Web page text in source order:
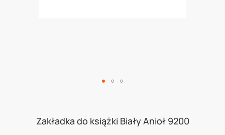
Zakładka do książki Biały Anioł 9200